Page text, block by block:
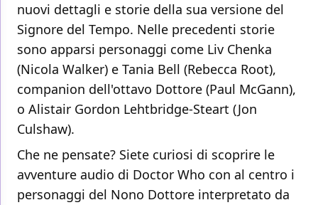
nuovi dettagli e storie della sua versione del
Signore del Tempo. Nelle precedenti storie
sono apparsi personaggi come Liv Chenka
(Nicola Walker) e Tania Bell (Rebecca Root),
companion dell'ottavo Dottore (Paul McGann),
o Alistair Gordon Lehtbridge-Steart (Jon
Culshaw).
Che ne pensate? Siete curiosi di scoprire le
avventure audio di Doctor Who con al centro i
personaggi del Nono Dottore interpretato da